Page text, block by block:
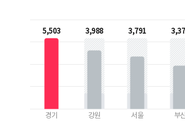
5,503
경기
3,988
강원
3,791
서울 부